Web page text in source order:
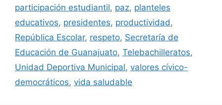
participación estudiantil, paz, planteles
educativos, presidentes, productividad ,
República Escolar, respeto, Secretaría de
Educación de Guanajuato, Telebachilleratos,
Unidad Deportiva Municipal, valores cívico-
democráticos, vida saludable